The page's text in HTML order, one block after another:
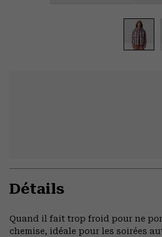
Détails
Quand il fait trop froid pour ne
chemise, idéale pour les soirées